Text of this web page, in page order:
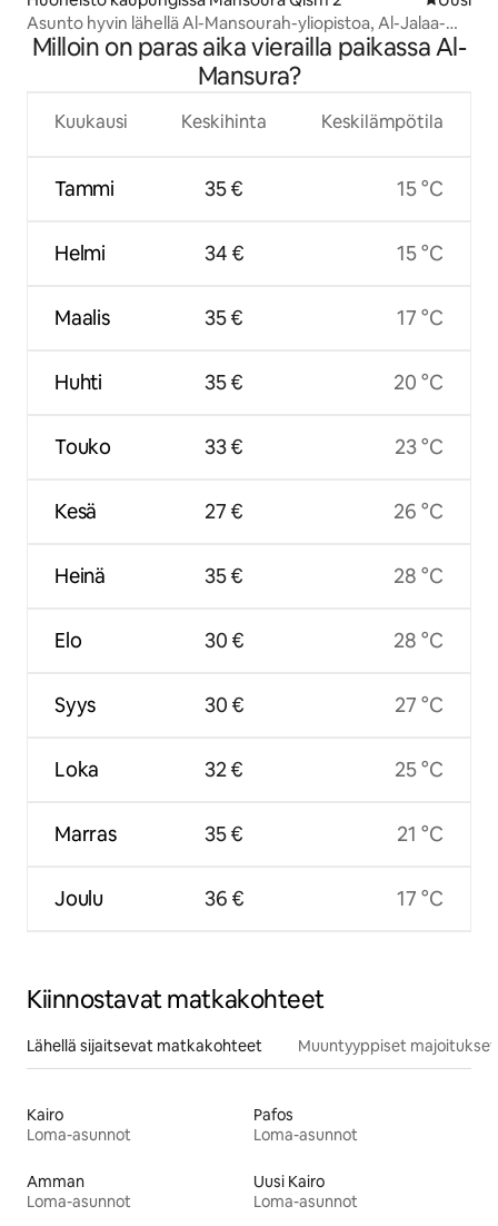
Asunto hyvin lähellä Al-Mansourah-yliopistoa, Al-Jalaa-
porttia
Milloin on paras aika vierailla paikassa Al-
Mansura?
Kuukausi
Tammi
Helmi
Maalis
Huhti
Touko
Kesä
Heinä
Elo
Syys
Loka
Marras
Joulu
Keskihinta
35 €
34 €
35 €
35 €
33 €
27 €
35 €
30 €
30 €
32 €
35 €
36 €
Keskilämpötila
15 °C
15 °C
17 °C
20 °C
23 °C
26 °C
28 °C
28 °C
27 °C
25 °C
21 °C
17 °C
Kiinnostavat matkakohteet
Lähellä sijaitsevat matkakohteet Muuntyyppiset majoitukset
Kairo
Loma-asunnot
Pafos
Loma-asunnot
Amman
Loma-asunnot
Uusi Kairo
Loma-asunnot